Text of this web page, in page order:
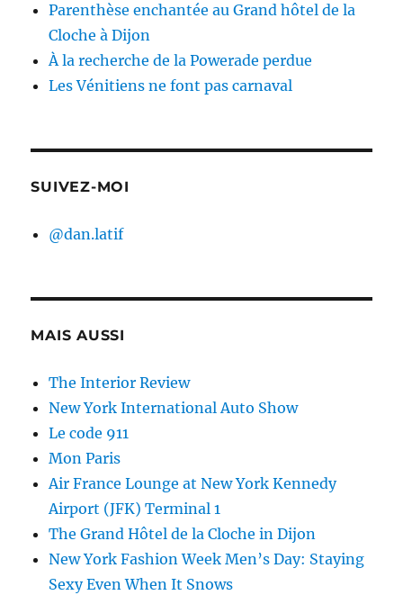
Parenthèse enchantée au Grand hôtel de la
Cloche à Dijon
À la recherche de la Powerade perdue
Les Vénitiens ne font pas carnaval
SUIVEZ-MOI
@dan.latif
MAIS AUSSI
The Interior Review
New York International Auto Show
Le code 911
Mon Paris
Air France Lounge at New York Kennedy
Airport (JFK) Terminal 1
The Grand Hôtel de la Cloche in Dijon
New York Fashion Week Men’s Day: Staying
Sexy Even When It Snows